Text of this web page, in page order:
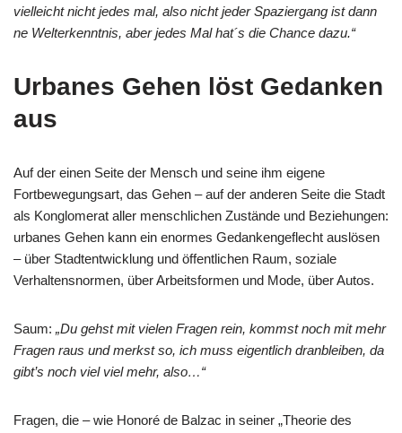
vielleicht nicht jedes mal, also nicht jeder Spaziergang ist dann
ne Welterkenntnis, aber jedes Mal hat´s die Chance dazu.“
Urbanes Gehen löst Gedanken
aus
Auf der einen Seite der Mensch und seine ihm eigene
Fortbewegungsart, das Gehen – auf der anderen Seite die Stadt
als Konglomerat aller menschlichen Zustände und Beziehungen:
urbanes Gehen kann ein enormes Gedankengeflecht auslösen
– über Stadtentwicklung und öffentlichen Raum, soziale
Verhaltensnormen, über Arbeitsformen und Mode, über Autos.
Saum: „Du gehst mit vielen Fragen rein, kommst noch mit mehr
Fragen raus und merkst so, ich muss eigentlich dranbleiben, da
gibt’s noch viel viel mehr, also…“
Fragen, die – wie Honoré de Balzac in seiner „Theorie des